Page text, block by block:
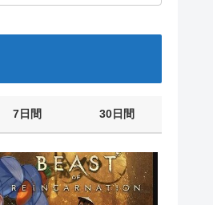
7日間 30日間